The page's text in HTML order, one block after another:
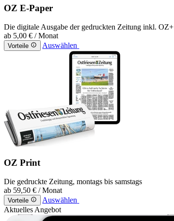
OZ E-Paper
Die digitale Ausgabe der gedruckten Zeitung inkl. OZ+
ab 5,00 € / Monat
Vorteile Auswählen
OZ Print
Die gedruckte Zeitung, montags bis samstags
ab 59,50 € / Monat
Vorteile
Auswählen
Aktuelles Angebot